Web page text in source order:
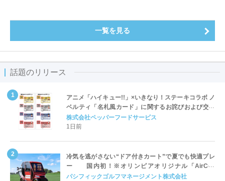
一覧を見る
話題のリリース
アニメ「ハイキュー!!」×いきなり！ステーキコラボ ノ
ベルティ「名札風カード」に関するお詫びおよび交換
対応についてのご案内
株式会社ペッパーフードサービス
1日前
冷気を逃がさない“ドア付きカート”で夏でも快適プレ
ー 国内初！※オリンピアオリジナル「AirCon
Cart（エアコンカート）」導入 | ＰＧＭ
パシフィックゴルフマネージメント株式会社